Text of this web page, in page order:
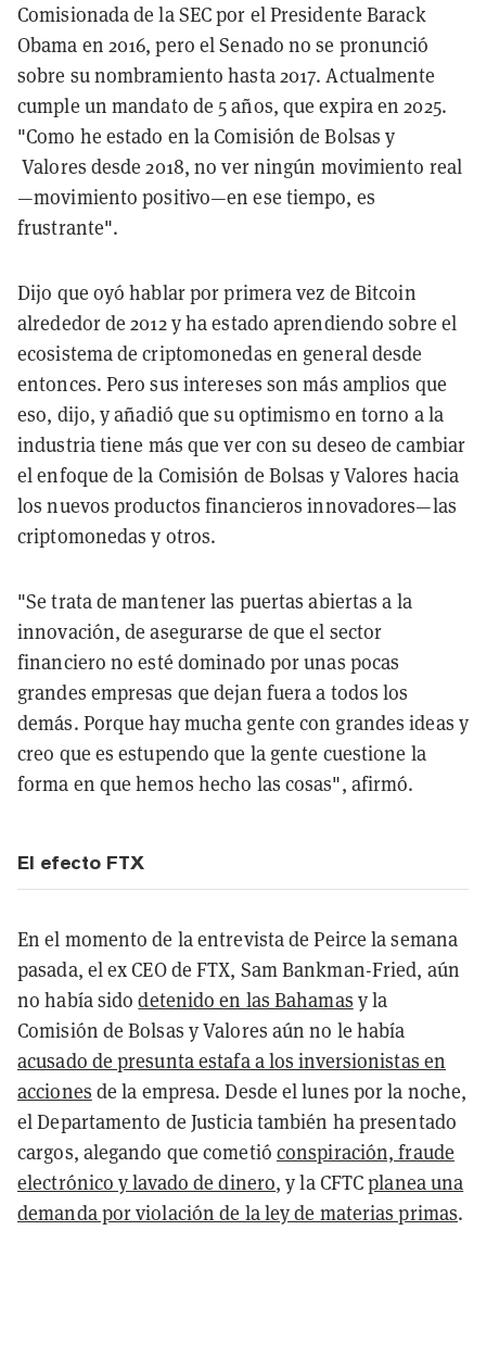
Comisionada de la SEC por el Presidente Barack
Obama en 2016, pero el Senado no se pronunció
sobre su nombramiento hasta 2017. Actualmente
cumple un mandato de 5 años, que expira en 2025.
"Como he estado en la Comisión de Bolsas y
Valores desde 2018, no ver ningún movimiento real
—movimiento positivo—en ese tiempo, es
frustrante".
Dijo que oyó hablar por primera vez de Bitcoin
alrededor de 2012 y ha estado aprendiendo sobre el
ecosistema de criptomonedas en general desde
entonces. Pero sus intereses son más amplios que
eso, dijo, y añadió que su optimismo en torno a la
industria tiene más que ver con su deseo de cambiar
el enfoque de la Comisión de Bolsas y Valores hacia
los nuevos productos financieros innovadores—las
criptomonedas y otros.
"Se trata de mantener las puertas abiertas a la
innovación, de asegurarse de que el sector
financiero no esté dominado por unas pocas
grandes empresas que dejan fuera a todos los
demás. Porque hay mucha gente con grandes ideas y
creo que es estupendo que la gente cuestione la
forma en que hemos hecho las cosas", afirmó.
El efecto FTX
En el momento de la entrevista de Peirce la semana
pasada, el ex CEO de FTX, Sam Bankman-Fried, aún
no había sidodetenido en las Bahamas y la
Comisión de Bolsas y Valores aún no le había
acusado de presunta estafa a los inversionistas en
acciones de la empresa. Desde el lunes por la noche,
el Departamento de Justicia también ha presentado
cargos, alegando que cometió conspiración, fraude
electrónico y lavado de dinero, y la CFTCplanea una
demanda por violación de la ley de materias primas.